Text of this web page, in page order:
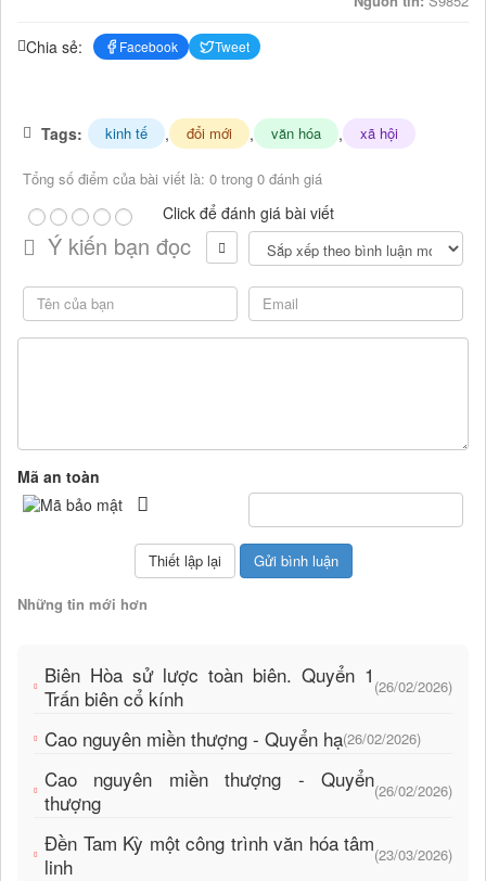
Chia sẻ: Facebook Tweet
Tags: kinh tế , đổi mới , văn hóa , xã hội
Tổng số điểm của bài viết là: 0 trong 0 đánh giá
Click để đánh giá bài viết
Ý kiến bạn đọc
Mã an toàn
Những tin mới hơn
Biên Hòa sử lược toàn biên. Quyển 1
Trấn biên cổ kính
(26/02/2026)
Cao nguyên miền thượng - Quyển hạ(26/02/2026)
Cao nguyên miền thượng - Quyển
thượng
(26/02/2026)
Đền Tam Kỳ một công trình văn hóa tâm
linh
(23/03/2026)